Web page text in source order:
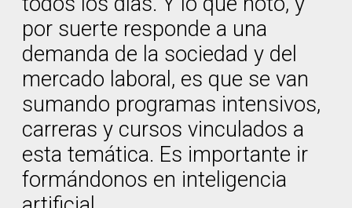
por suerte responde a una
demanda de la sociedad y del
mercado laboral, es que se van
sumando programas intensivos,
carreras y cursos vinculados a
esta temática. Es importante ir
formándonos en inteligencia